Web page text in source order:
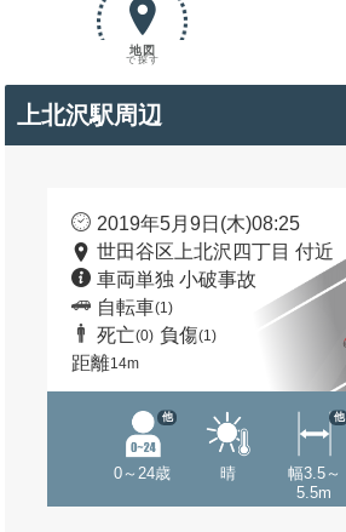
地図
で探す
上北沢駅周辺
2019年5月9日(木)08:25
世田谷区上北沢四丁目 付近
車両単独 小破事故
自転車(1)
死亡(0) 負傷(1)
距離14m
0～24歳
他
晴
幅3.5～
5.5m
他